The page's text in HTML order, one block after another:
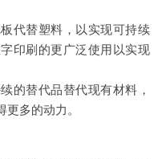
代替塑料，以实现可持续
印刷的更广泛使用以实现
的替代品替代现有材料，
多的动力。